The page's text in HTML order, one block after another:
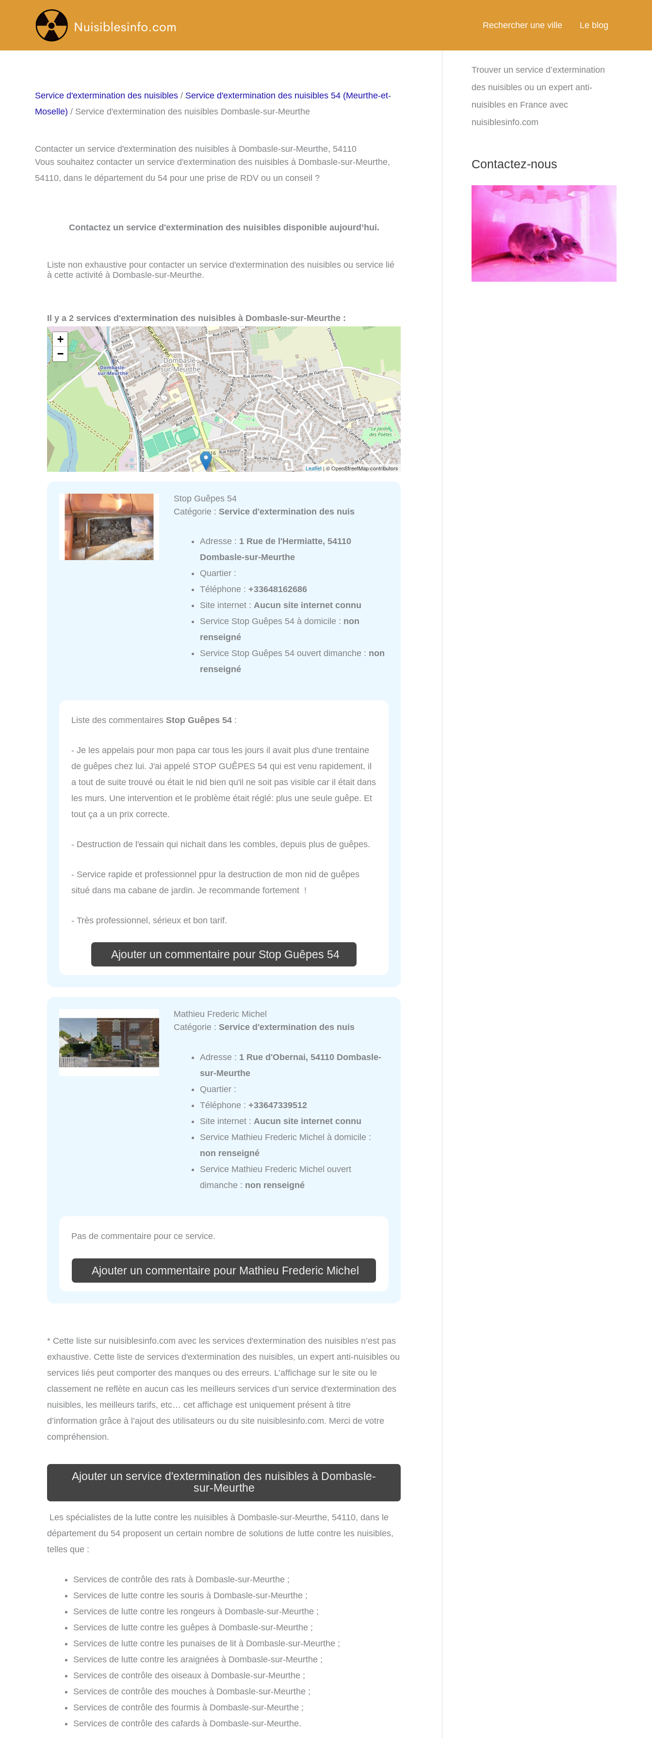
Rechercher une ville Le blog
Service d'extermination des nuisibles / Service d'extermination des nuisibles 54 (Meurthe-et-
Moselle) / Service d'extermination des nuisibles Dombasle-sur-Meurthe
Contacter un service d'extermination des nuisibles à Dombasle-sur-Meurthe, 54110
Vous souhaitez contacter un service d'extermination des nuisibles à Dombasle-sur-Meurthe,
54110, dans le département du 54 pour une prise de RDV ou un conseil ?
Contactez un service d'extermination des nuisibles disponible aujourd’hui.
Liste non exhaustive pour contacter un service d'extermination des nuisibles ou service lié
à cette activité à Dombasle-sur-Meurthe.
Il y a 2 services d'extermination des nuisibles à Dombasle-sur-Meurthe :
+
−
Leaflet | © OpenStreetMap contributors
Stop Guêpes 54
Catégorie :Service d'extermination des nuis
Adresse : 1 Rue de l'Hermiatte, 54110
Dombasle-sur-Meurthe
Quartier :
Téléphone :+33648162686
Site internet :Aucun site internet connu
Service Stop Guêpes 54 à domicile : non
renseigné
Service Stop Guêpes 54 ouvert dimanche : non
renseigné
Liste des commentaires Stop Guêpes 54 :
- Je les appelais pour mon papa car tous les jours il avait plus d'une trentaine
de guêpes chez lui. J'ai appelé STOP GUÊPES 54 qui est venu rapidement, il
a tout de suite trouvé ou était le nid bien qu'il ne soit pas visible car il était dans
les murs. Une intervention et le problème était réglé: plus une seule guêpe. Et
tout ça a un prix correcte.
- Destruction de l'essain qui nichait dans les combles, depuis plus de guêpes.
- Service rapide et professionnel ppur la destruction de mon nid de guêpes
situé dans ma cabane de jardin. Je recommande fortement !
- Très professionnel, sérieux et bon tarif.
Ajouter un commentaire pour Stop Guêpes 54
Mathieu Frederic Michel
Catégorie :Service d'extermination des nuis
Adresse : 1 Rue d'Obernai, 54110 Dombasle-
sur-Meurthe
Quartier :
Téléphone :+33647339512
Site internet : Aucun site internet connu
Service Mathieu Frederic Michel à domicile :
non renseigné
Service Mathieu Frederic Michel ouvert
dimanche : non renseigné
Pas de commentaire pour ce service.
Ajouter un commentaire pour Mathieu Frederic Michel
* Cette liste sur nuisiblesinfo.com avec les services d'extermination des nuisibles n’est pas
exhaustive. Cette liste de services d'extermination des nuisibles, un expert anti-nuisibles ou
services liés peut comporter des manques ou des erreurs. L’affichage sur le site ou le
classement ne reflète en aucun cas les meilleurs services d’un service d'extermination des
nuisibles, les meilleurs tarifs, etc… cet affichage est uniquement présent à titre
d’information grâce à l’ajout des utilisateurs ou du site nuisiblesinfo.com. Merci de votre
compréhension.
Ajouter un service d'extermination des nuisibles à Dombasle-
sur-Meurthe
Les spécialistes de la lutte contre les nuisibles à Dombasle-sur-Meurthe, 54110, dans le
département du 54 proposent un certain nombre de solutions de lutte contre les nuisibles,
telles que :
Services de contrôle des rats à Dombasle-sur-Meurthe ;
Services de lutte contre les souris à Dombasle-sur-Meurthe ;
Services de lutte contre les rongeurs à Dombasle-sur-Meurthe ;
Services de lutte contre les guêpes à Dombasle-sur-Meurthe ;
Services de lutte contre les punaises de lit à Dombasle-sur-Meurthe ;
Services de lutte contre les araignées à Dombasle-sur-Meurthe ;
Services de contrôle des oiseaux à Dombasle-sur-Meurthe ;
Services de contrôle des mouches à Dombasle-sur-Meurthe ;
Services de contrôle des fourmis à Dombasle-sur-Meurthe ;
Services de contrôle des cafards à Dombasle-sur-Meurthe.
Trouver un service d’extermination
des nuisibles ou un expert anti-
nuisibles en France avec
nuisiblesinfo.com
Contactez-nous